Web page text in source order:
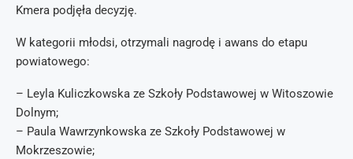
Kmera podjęła decyzję.
W kategorii młodsi, otrzymali nagrodę i awans do etapu
powiatowego:
– Leyla Kuliczkowska ze Szkoły Podstawowej w Witoszowie
Dolnym;
– Paula Wawrzynkowska ze Szkoły Podstawowej w
Mokrzeszowie;